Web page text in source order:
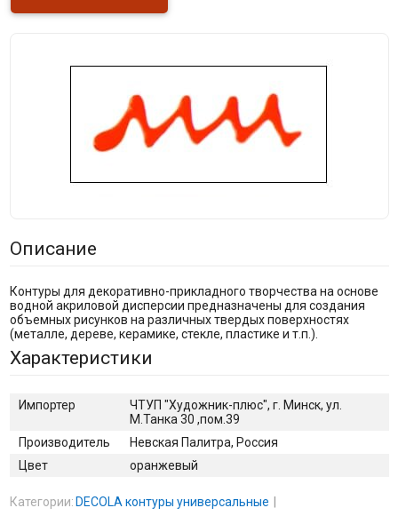
Описание
Контуры для декоративно-прикладного творчества на основе
водной акриловой дисперсии предназначены для создания
объемных рисунков на различных твердых поверхностях
(металле, дереве, керамике, стекле, пластике и т.п.).
Характеристики
Импортер
ЧТУП "Художник-плюс", г. Минск, ул.
М.Танка 30 ,пом.39
Производитель
Невская Палитра, Россия
Цвет
оранжевый
Категории: DECOLA контуры универсальные